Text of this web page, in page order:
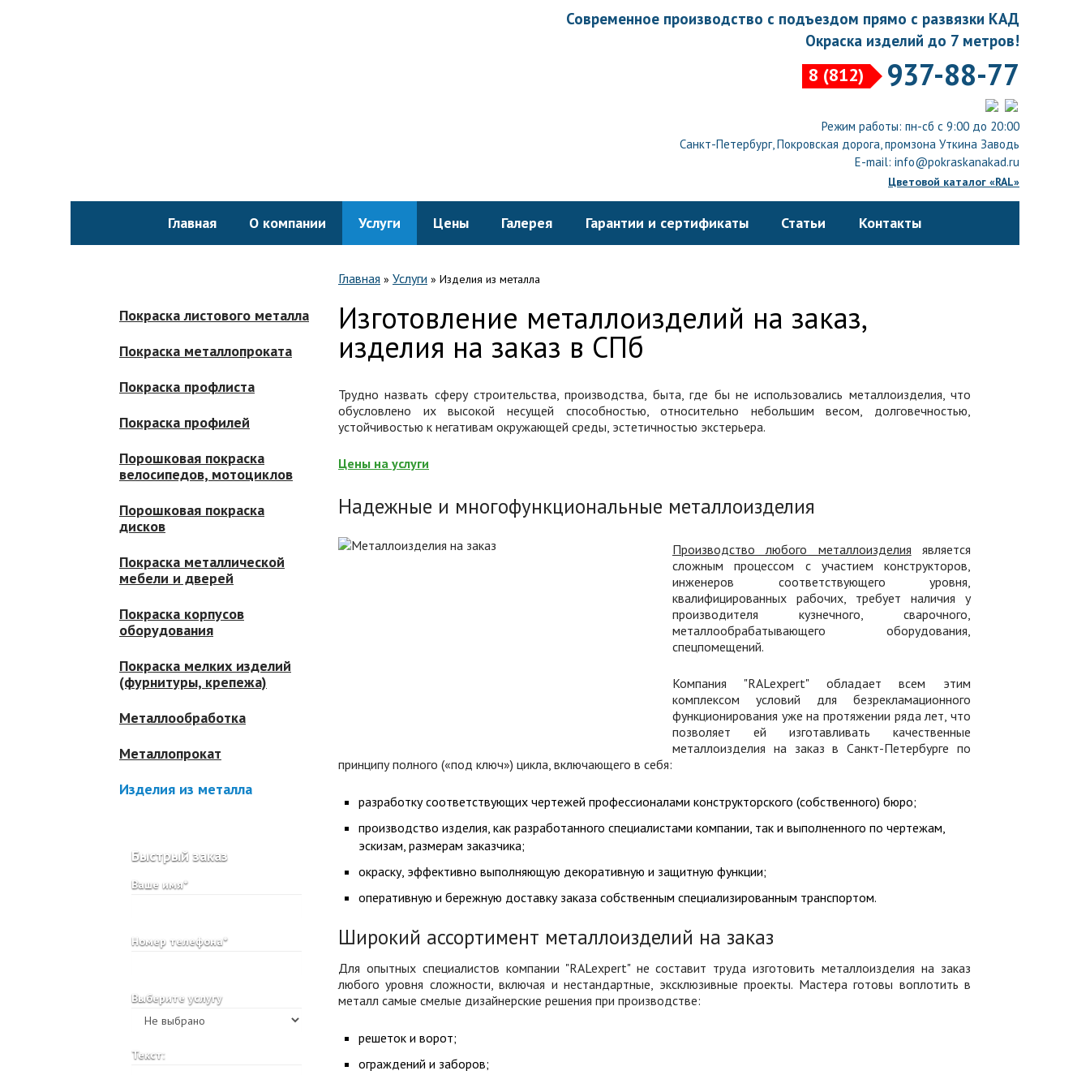
Современное производство с подъездом прямо с развязки КАД
Окраска изделий до 7 метров!
8 (812) 937-88-77
Режим работы: пн-сб с 9:00 до 20:00
Санкт-Петербург, Покровская дорога, промзона Уткина Заводь
E-mail: info@pokraskanakad.ru
Цветовой каталог «RAL»
Главная О компании Услуги Цены Галерея Гарантии и сертификаты Статьи Контакты
Покраска листового металла
Покраска металлопроката
Покраска профлиста
Покраска профилей
Порошковая покраска
велосипедов, мотоциклов
Порошковая покраска
дисков
Покраска металлической
мебели и дверей
Покраска корпусов
оборудования
Покраска мелких изделий
(фурнитуры, крепежа)
Металлообработка
Металлопрокат
Изделия из металла
Быстрый заказ
Ваше имя*
Номер телефона*
Выберите услугу
Текст:
Главная » Услуги » Изделия из металла
Изготовление металлоизделий на заказ,
изделия на заказ в СПб
Трудно назвать сферу строительства, производства, быта, где бы не использовались металлоизделия, что
обусловлено их высокой несущей способностью, относительно небольшим весом, долговечностью,
устойчивостью к негативам окружающей среды, эстетичностью экстерьера.
Цены на услуги
Надежные и многофункциональные металлоизделия
Производство любого металлоизделия является
сложным процессом с участием конструкторов,
инженеров соответствующего уровня,
квалифицированных рабочих, требует наличия у
производителя кузнечного, сварочного,
металлообрабатывающего оборудования,
спецпомещений.
Компания "RALexpert" обладает всем этим
комплексом условий для безрекламационного
функционирования уже на протяжении ряда лет, что
позволяет ей изготавливать качественные
металлоизделия на заказ в Санкт-Петербурге по
принципу полного («под ключ») цикла, включающего в себя:
разработку соответствующих чертежей профессионалами конструкторского (собственного) бюро;
производство изделия, как разработанного специалистами компании, так и выполненного по чертежам,
эскизам, размерам заказчика;
окраску, эффективно выполняющую декоративную и защитную функции;
оперативную и бережную доставку заказа собственным специализированным транспортом.
Широкий ассортимент металлоизделий на заказ
Для опытных специалистов компании "RALexpert" не составит труда изготовить металлоизделия на заказ
любого уровня сложности, включая и нестандартные, эксклюзивные проекты. Мастера готовы воплотить в
металл самые смелые дизайнерские решения при производстве:
решеток и ворот;
ограждений и заборов;